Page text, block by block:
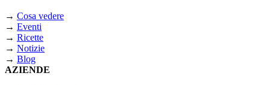
→ Cosa vedere
→ Eventi
→ Ricette
→ Notizie
→ Blog
AZIENDE